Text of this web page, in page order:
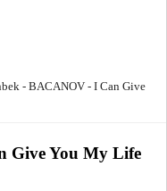
- BACANOV - I Can Give
Give You My Life